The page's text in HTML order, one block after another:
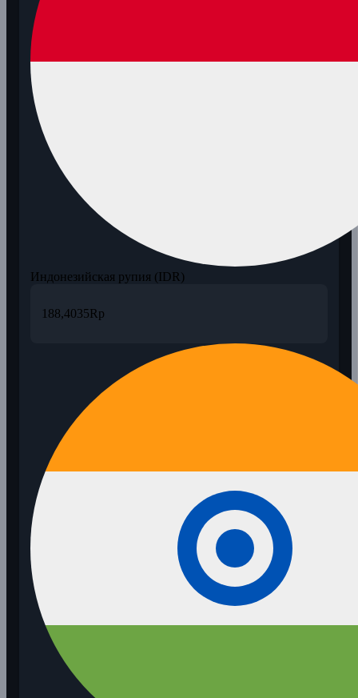
Индонезийская рупия (IDR)
188,4035Rp